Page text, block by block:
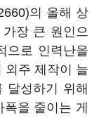
의 올해 상
장 큰 원인으
으로 인력난을
외주 제작이 늘
달성하기 위해
을 줄이는 게